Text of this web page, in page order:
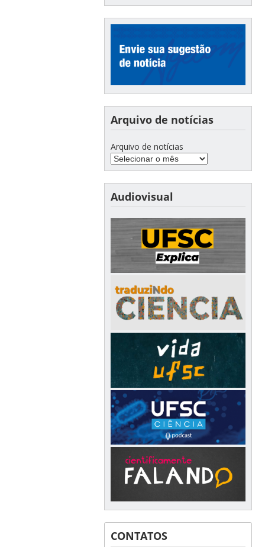
Arquivo de notícias
Arquivo de notícias
Audiovisual
CONTATOS